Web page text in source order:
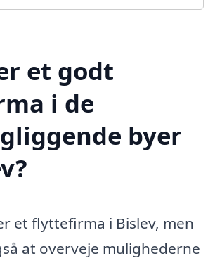
et godt
i de
byer
et flyttefirma i Bislev, men
at overveje mulighederne